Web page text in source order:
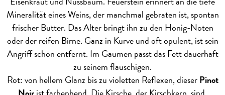
Mineralität eines Weins, der manchmal gebraten ist, spontan
frischer Butter. Das Alter bringt ihn zu den Honig-Noten
oder der reifen Birne. Ganz in Kurve und oft opulent, ist sein
Angriff schön entfernt. Im Gaumen passt das Fett dauerhaft
zu seinem flauschigen.
Rot: von hellem Glanz bis zu violetten Reflexen, dieserPinot